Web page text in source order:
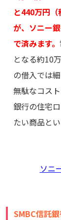
と440万円
が、ソニー
で済みます。
となる約10
の借入では
無駄なコス
銀行の住宅
たい商品とい
ソニ
SMBC信託